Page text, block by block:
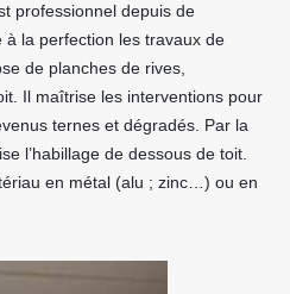
professionnel depuis de
la perfection les travaux de
de planches de rives,
Il maîtrise les interventions pour
ternes et dégradés. Par la
l’habillage de dessous de toit.
en métal (alu ; zinc…) ou en